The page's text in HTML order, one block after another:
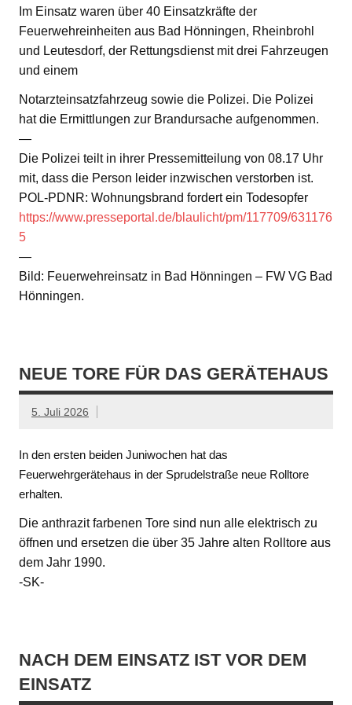
Im Einsatz waren über 40 Einsatzkräfte der
Feuerwehreinheiten aus Bad Hönningen, Rheinbrohl
und Leutesdorf, der Rettungsdienst mit drei Fahrzeugen
und einem
Notarzteinsatzfahrzeug sowie die Polizei. Die Polizei
hat die Ermittlungen zur Brandursache aufgenommen.
—
Die Polizei teilt in ihrer Pressemitteilung von 08.17 Uhr
mit, dass die Person leider inzwischen verstorben ist.
POL-PDNR: Wohnungsbrand fordert ein Todesopfer
https://www.presseportal.de/blaulicht/pm/117709/631176
5
—
Bild: Feuerwehreinsatz in Bad Hönningen – FW VG Bad
Hönningen.
NEUE TORE FÜR DAS GERÄTEHAUS
5. Juli 2026
In den ersten beiden Juniwochen hat das
Feuerwehrgerätehaus in der Sprudelstraße neue Rolltore
erhalten.
Die anthrazit farbenen Tore sind nun alle elektrisch zu
öffnen und ersetzen die über 35 Jahre alten Rolltore aus
dem Jahr 1990.
-SK-
NACH DEM EINSATZ IST VOR DEM
EINSATZ